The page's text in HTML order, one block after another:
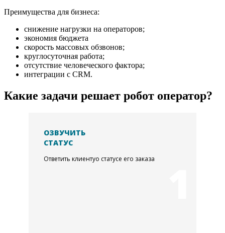
Преимущества для бизнеса:
снижение нагрузки на операторов;
экономия бюджета
скорость массовых обзвонов;
круглосуточная работа;
отсутствие человеческого фактора;
интеграции с CRM.
Какие задачи решает робот оператор?
ОЗВУЧИТЬ
СТАТУС
Ответить клиентуо статусе его заказа